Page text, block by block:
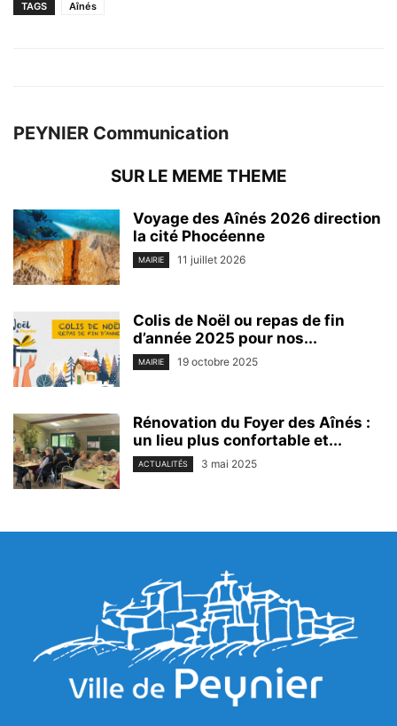
TAGS Aînés
PEYNIER Communication
SUR LE MEME THEME
Voyage des Aînés 2026 direction
la cité Phocéenne
MAIRIE 11 juillet 2026
Colis de Noël ou repas de fin
d’année 2025 pour nos...
MAIRIE 19 octobre 2025
Rénovation du Foyer des Aînés :
un lieu plus confortable et...
ACTUALITÉS 3 mai 2025